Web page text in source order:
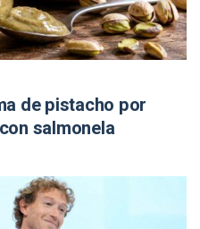
de pistacho por
salmonela